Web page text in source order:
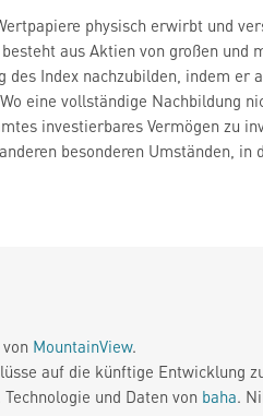
physisch erwirbt und
aus Aktien von großen und
Index nachzubilden, indem er
eine vollständige Nachbildung
investierbares Vermögen zu
besonderen Umständen, in
MountainView.
auf die künftige Entwicklung
und Daten von baha.